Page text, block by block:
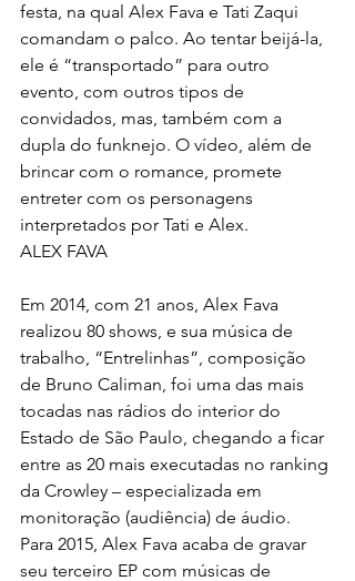
festa, na qual Alex Fava e Tati Zaqui
comandam o palco. Ao tentar beijá-la,
ele é “transportado” para outro
evento, com outros tipos de
convidados, mas, também com a
dupla do funknejo. O vídeo, além de
brincar com o romance, promete
entreter com os personagens
interpretados por Tati e Alex.
ALEX FAVA
Em 2014, com 21 anos, Alex Fava
realizou 80 shows, e sua música de
trabalho, “Entrelinhas”, composição
de Bruno Caliman, foi uma das mais
tocadas nas rádios do interior do
Estado de São Paulo, chegando a ficar
entre as 20 mais executadas no ranking
da Crowley – especializada em
monitoração (audiência) de áudio.
Para 2015, Alex Fava acaba de gravar
seu terceiro EP com músicas de